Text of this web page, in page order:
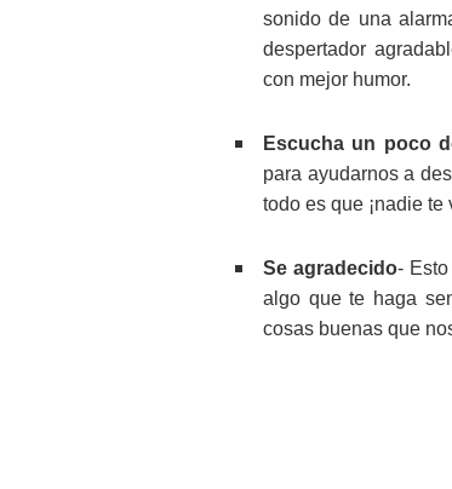
sonido de una
despertador
con mejor humor.
Escucha un poco
para ayudarnos a
todo es que ¡nadie te
Se agradecido-
algo que te haga
cosas buenas que